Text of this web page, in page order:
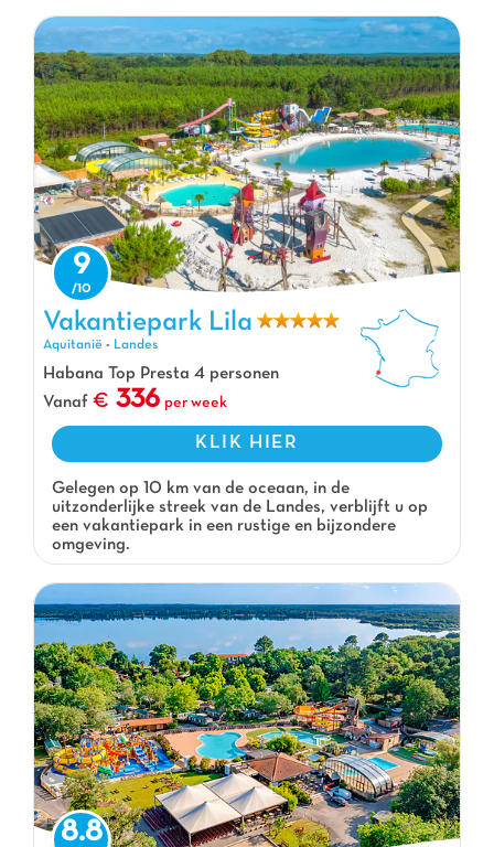
Vakantiepark Lila, Vakantiepark Aquitanië
9
Vakantiepark Lila
Aquitanië - Landes
Habana Top Presta 4 personen
Vanaf
336 per week
KLIK HIER
Gelegen op 10 km van de oceaan, in de
uitzonderlijke streek van de Landes, verblijft u op
een vakantiepark in een rustige en bijzondere
omgeving.
8.8